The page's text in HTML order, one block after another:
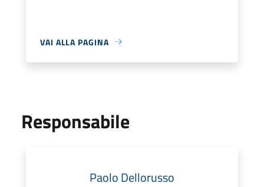
VAI ALLA PAGINA
Responsabile
Paolo Dellorusso